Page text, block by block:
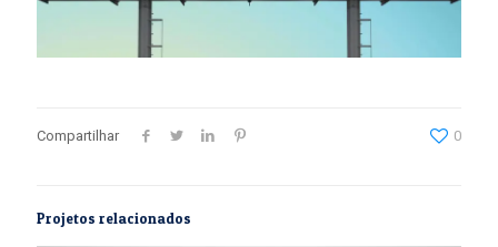
Compartilhar 0
Projetos relacionados